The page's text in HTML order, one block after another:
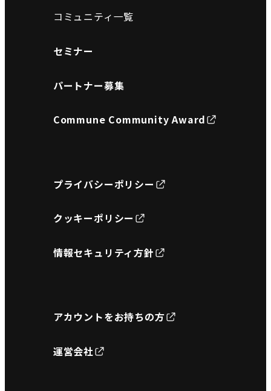
コミュニティ一覧
セミナー
パートナー募集
Commune Community Award
プライバシーポリシー
クッキーポリシー
情報セキュリティ方針
アカウントをお持ちの方
運営会社